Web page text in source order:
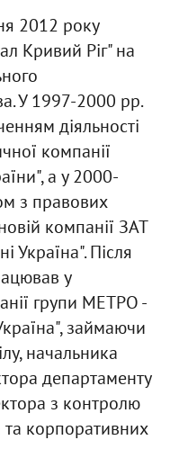
2012 року
Кривий Ріг" на
У 1997-2000 рр.
діяльності
компанії
а у 2000-
з правових
компанії ЗАТ
Україна". Після
у
групи МЕТРО -
займаючи
начальника
департаменту
з контролю
корпоративних